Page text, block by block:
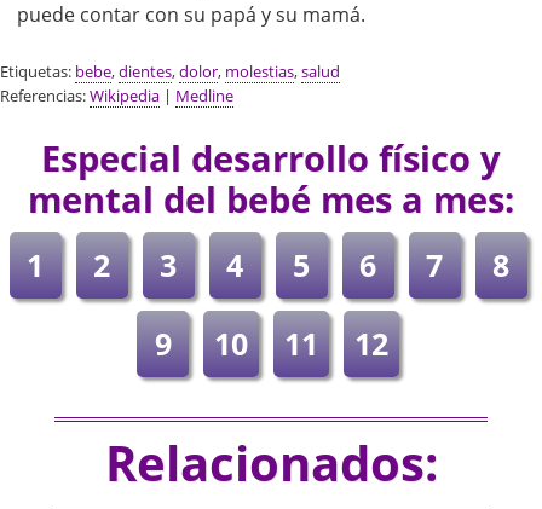
puede contar con su papá y su mamá.
Etiquetas: bebe,dientes,dolor, molestias,salud
Referencias:Wikipedia | Medline
Especial desarrollo físico y
mental del bebé mes a mes:
1 2 3 4 5 6 7
8
9
10 11 12
Relacionados: